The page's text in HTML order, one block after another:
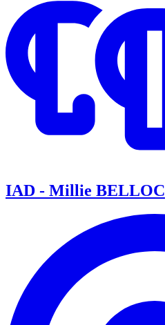
IAD - Millie BELLOC